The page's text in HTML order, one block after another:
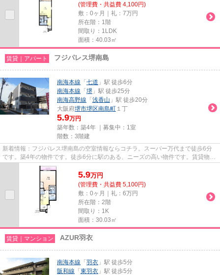
(管理費・共益費 4,100円)
敷：0ヶ月｜礼：7万円
所在階：1階
間取り：1LDK
面積：40.03㎡
賃貸｜アパート フジパレス堺南島
南海本線 「 七道 」駅 徒歩6分
南海本線 「 堺 」駅 徒歩25分
南海高野線 「 浅香山 」駅 徒歩20分
大阪府堺市堺区南島町 １丁
5.9万円
築年数：築4年 ｜募集中： 1室
階数：3階建
新着情報：フジパレス堺南島の空室情報ならコチラ。スーパー万代まで徒歩6分
です。築4年の物件です。徒歩6分に駅のある、ニーズの高い物件です。賃貸物件
をお探しなら、当社にお任せく...
5.9万円
(管理費・共益費 5,100円)
敷：0ヶ月｜礼：6万円
所在階：2階
間取り：1K
面積：30.03㎡
賃貸｜マンション AZUR羽衣
南海本線 「 羽衣 」駅 徒歩5分
阪和線 「 東羽衣 」駅 徒歩5分